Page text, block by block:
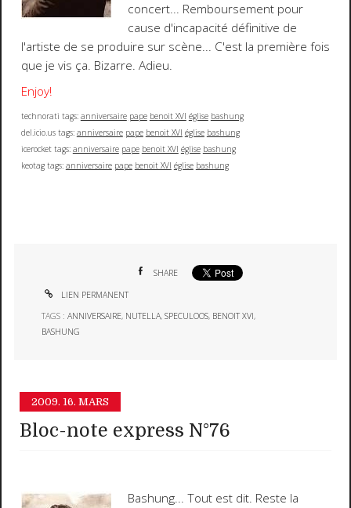
concert... Remboursement pour
cause d'incapacité définitive de
l'artiste de se produire sur scène... C'est la première fois
que je vis ça. Bizarre. Adieu.
Enjoy!
technorati tags: anniversaire pape benoit XVI église bashung
del.icio.us tags: anniversaire pape benoit XVI église bashung
icerocket tags: anniversaire pape benoit XVI église bashung
keotag tags: anniversaire pape benoit XVI église bashung
SHARE
LIEN PERMANENT
TAGS :ANNIVERSAIRE, NUTELLA,SPECULOOS, BENOIT XVI,
BASHUNG
2009. 16. MARS
Bloc-note express N°76
Bashung... Tout est dit. Reste la